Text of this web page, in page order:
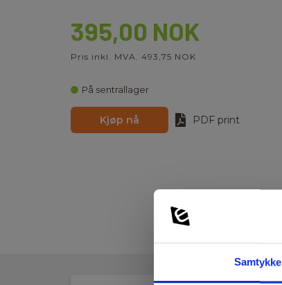
Samtykke
395,00 NOK
Pris inkl. MVA. 493,75 NOK
På sentrallager
Kjøp nå PDF print